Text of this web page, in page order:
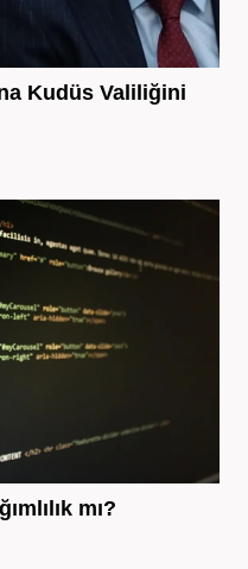
Kudüs Valiliğini
mı?